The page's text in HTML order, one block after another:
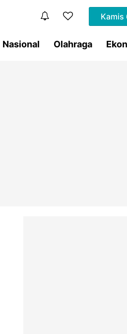
Kamis
Nasional Olahraga